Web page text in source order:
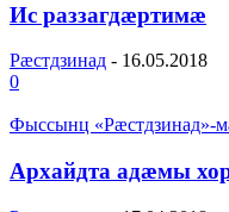
Ис раззагдæртимæ
Рæстдзинад - 16.05.2018
0
Фыссынц «Рæстдзинад»-
Архайдта адæмы